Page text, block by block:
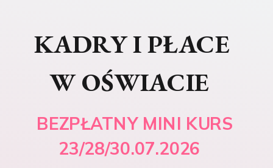
BEZPŁATNY MINI KURS
KADRY I PŁACE
W OŚWIACIE
23/28/30.07.2026